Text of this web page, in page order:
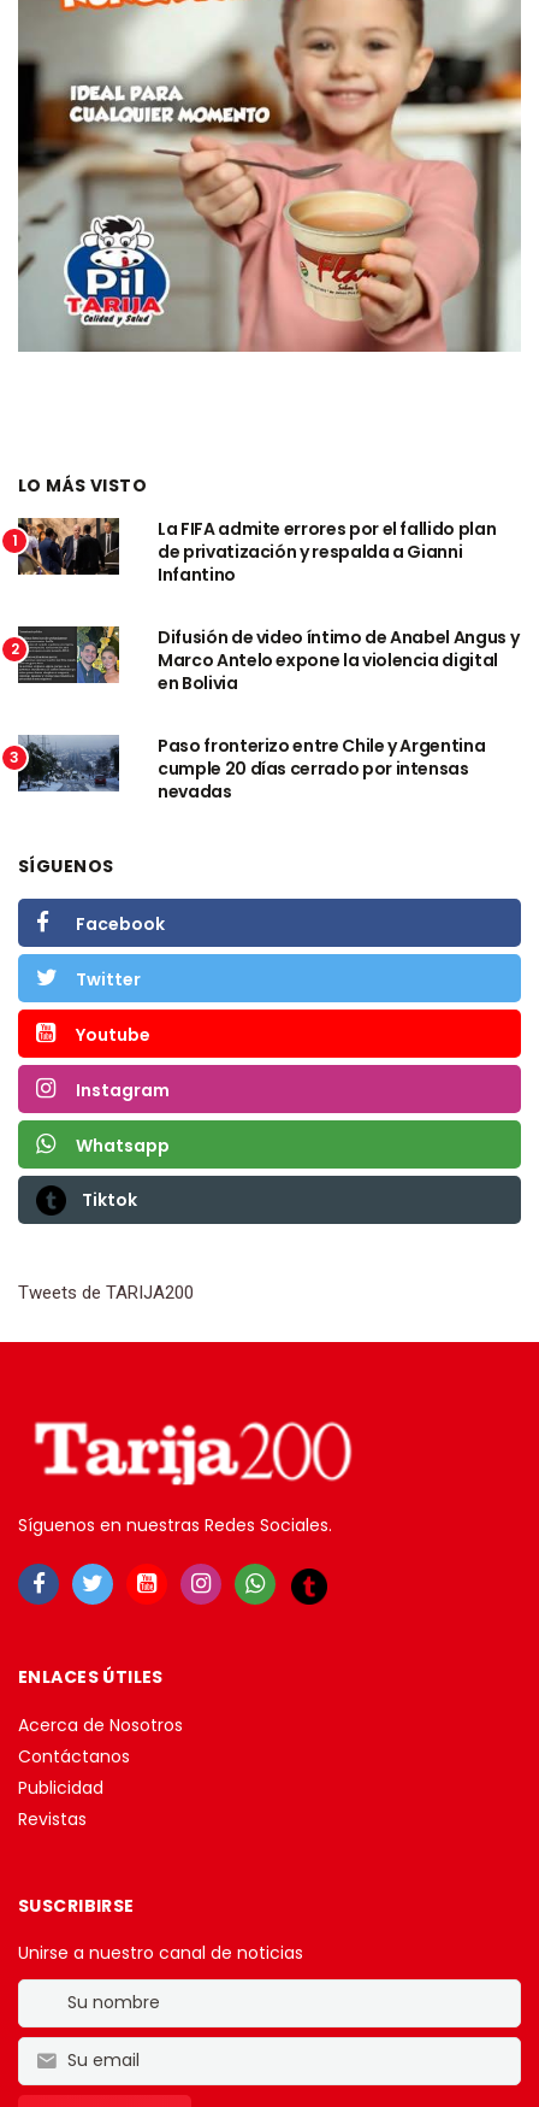
LO MÁS VISTO
1
La FIFA admite errores por el fallido plan
de privatización y respalda a Gianni
Infantino
2
Difusión de video íntimo de Anabel Angus y
Marco Antelo expone la violencia digital
en Bolivia
3
Paso fronterizo entre Chile y Argentina
cumple 20 días cerrado por intensas
nevadas
SÍGUENOS
Facebook
Twitter
Youtube
Instagram
Whatsapp
Tiktok
Tweets de TARIJA200
Síguenos en nuestras Redes Sociales.
ENLACES ÚTILES
Acerca de Nosotros
Contáctanos
Publicidad
Revistas
SUSCRIBIRSE
Unirse a nuestro canal de noticias